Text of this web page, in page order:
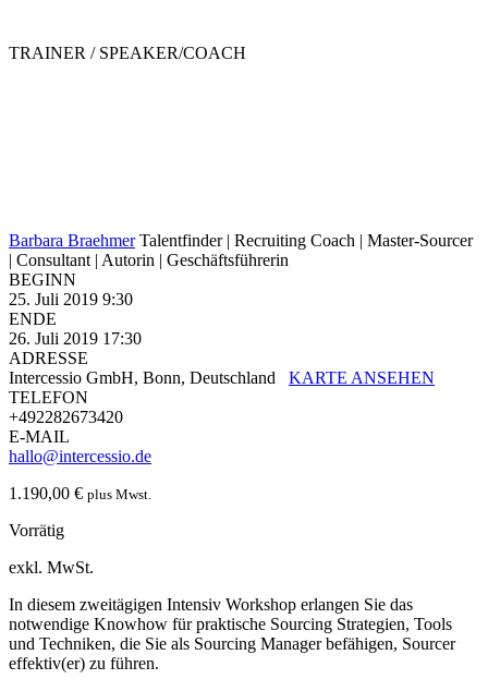
TRAINER / SPEAKER/COACH
Barbara Braehmer Talentfinder | Recruiting Coach | Master-Sourcer
| Consultant | Autorin | Geschäftsführerin
BEGINN
25. Juli 2019 9:30
ENDE
26. Juli 2019 17:30
ADRESSE
Intercessio GmbH, Bonn, Deutschland KARTE ANSEHEN
TELEFON
+492282673420
E-MAIL
hallo@intercessio.de
1.190,00 € plus Mwst.
Vorrätig
exkl. MwSt.
In diesem zweitägigen Intensiv Workshop erlangen Sie das
notwendige Knowhow für praktische Sourcing Strategien, Tools
und Techniken, die Sie als Sourcing Manager befähigen, Sourcer
effektiv(er) zu führen.